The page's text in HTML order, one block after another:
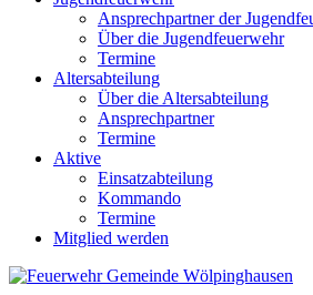
Ansprechpartner der
Über die Jugendfeuerwehr
Termine
Altersabteilung
Über die Altersabteilung
Ansprechpartner
Termine
Aktive
Einsatzabteilung
Kommando
Termine
Mitglied werden